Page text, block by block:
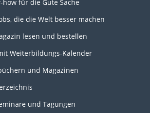
i
t
t
e
u
t
u
b
how für die Gute Sache
die die Welt besser machen
lesen und bestellen
Weiterbildungs-Kalender
und Magazinen
und Tagungen